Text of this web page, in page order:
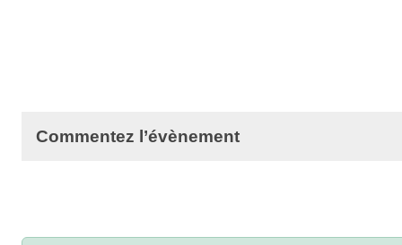
Commentez l’évènement